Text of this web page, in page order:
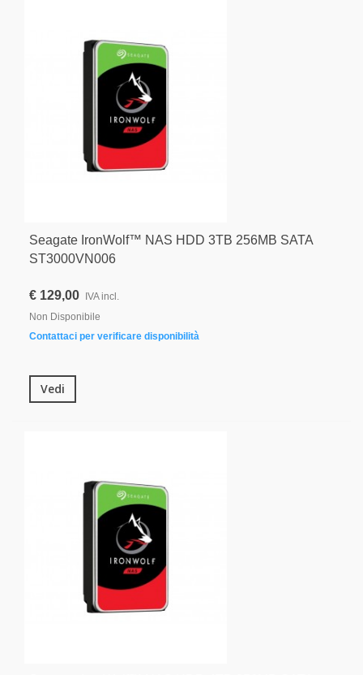
Seagate IronWolf™ NAS HDD 3TB 256MB SATA
ST3000VN006
€ 129,00
IVA incl.
Non Disponibile
Contattaci per verificare disponibilità
Vedi